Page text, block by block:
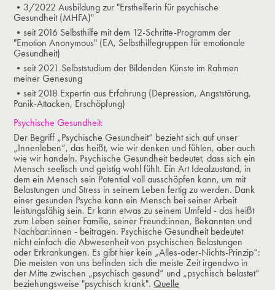
•3/2022 Ausbildung zur "Ersthelferin für psychische
Gesundheit (MHFA)"
•seit 2016 Selbsthilfe mit dem 12-Schritte-Programm der
"Emotion Anonymous" (EA, Selbsthilfegruppen für emotionale
Gesundheit)
•seit 2021 Selbststudium der Bildenden Künste im Rahmen
meiner Genesung
•seit 2018 Expertin aus Erfahrung (Depression, Angststörung,
Panik-Attacken, Erschöpfung)
Psychische Gesundheit:
Der Begriff „Psychische Gesundheit“ bezieht sich auf unser
„Innenleben“, das heißt, wie wir denken und fühlen, aber auch
wie wir handeln. Psychische Gesundheit bedeutet, dass sich ein
Mensch seelisch und geistig wohl fühlt. Ein Art Idealzustand, in
dem ein Mensch sein Potential voll ausschöpfen kann, um mit
Belastungen und Stress in seinem Leben fertig zu werden. Dank
einer gesunden Psyche kann ein Mensch bei seiner Arbeit
leistungsfähig sein. Er kann etwas zu seinem Umfeld - das heißt
zum Leben seiner Familie, seiner Freund:innen, Bekannten und
Nachbar:innen - beitragen. Psychische Gesundheit bedeutet
nicht einfach die Abwesenheit von psychischen Belastungen
oder Erkrankungen. Es gibt hier kein „Alles-oder-Nichts-Prinzip“:
Die meisten von uns befinden sich die meiste Zeit irgendwo in
der Mitte zwischen „psychisch gesund“ und „psychisch belastet“
beziehungsweise "psychisch krank".Quelle